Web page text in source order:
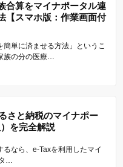
合算をマイナポータル連
【スマホ版：作業画面付
単に済ませる方法」というこ
族の分の医療…
さと納税のマイナポー
を完全解説
なら、e-Taxを利用したマイ
…